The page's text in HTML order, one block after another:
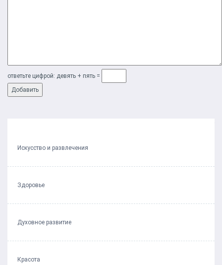
ответьте цифрой: дeвять + пять =
Искусство и развлечения
Здоровье
Духовное развитие
Красота